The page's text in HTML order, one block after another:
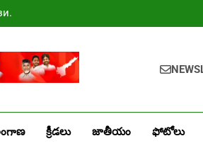
క్రీడలు జాతీయం ఫోటోలు